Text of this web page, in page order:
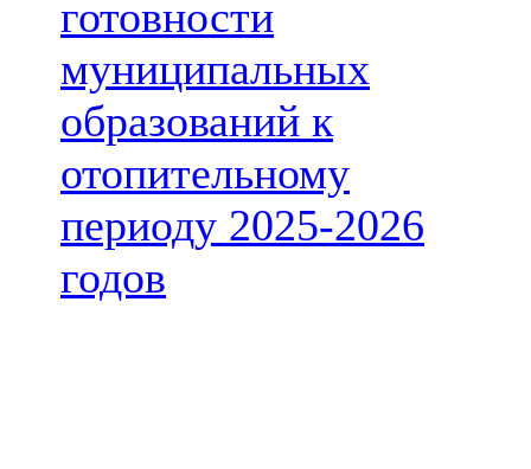
готовности
муниципальных
образований к
отопительному
периоду 2025-2026
годов